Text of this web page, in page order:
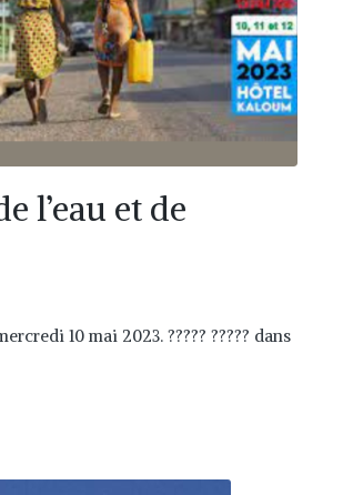
l’eau et de
10 mai 2023. ????? ????? dans